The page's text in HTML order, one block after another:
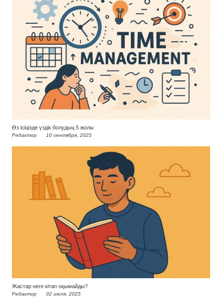
Өз ісіңізде үздік болудың 5 жолы
Редактор 10 сентября, 2025
Жастар неге кітап оқымайды?
Редактор 02 июля, 2025